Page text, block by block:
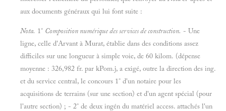
aux documents généraux qui lui font suite :
Nota. 1° Composition numérique des services de construction. - Une
ligne, celle d'Arvant à Murat, établie dans des conditions assez
difficiles sur une longueur à simple voie, de 60 kilom. (dépense
moyenne : 326,982 fr. par kPom.j, a exigé, outre la direction des ing.
et du service central, le concours 1° d'un notaire pour les
acquisitions de terrains (sur une section) et d'un agent spécial (pour
l'autre section) ; - 2° de deux ingén du matériel access. attachés l'un